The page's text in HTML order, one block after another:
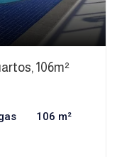
106m²
106 m²